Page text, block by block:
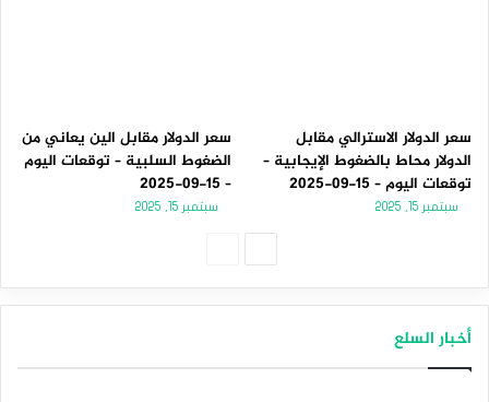
سعر الدولار الاسترالي مقابل
الدولار محاط بالضغوط الإيجابية –
توقعات اليوم – 15-09-2025
سبتمبر 15, 2025
سعر الدولار مقابل الين يعاني من
الضغوط السلبية – توقعات اليوم
– 15-09-2025
سبتمبر 15, 2025
أخبار السلع